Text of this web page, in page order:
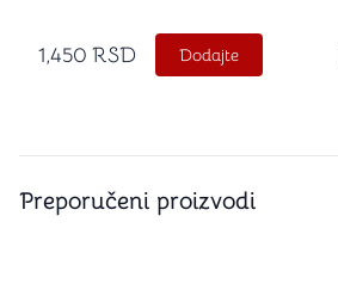
1,450 RSD Dodajte
Preporučeni proizvodi